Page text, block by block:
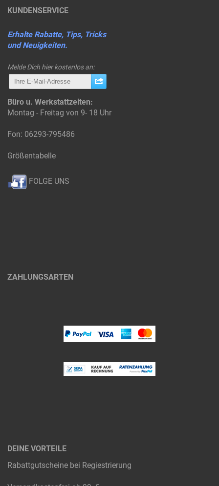
KUNDENSERVICE
Erhalte Rabatte, Tips, Tricks
und Neuigkeiten.
Melde Dich hier kostenlos an:
Büro u. Werkstattzeiten:
Montag - Freitag von 9- 18 Uhr
Fon: 06293-795486
Größentabelle
FOLGE UNS
ZAHLUNGSARTEN
DEINE VORTEILE
Rabattgutscheine bei Regiestrierung